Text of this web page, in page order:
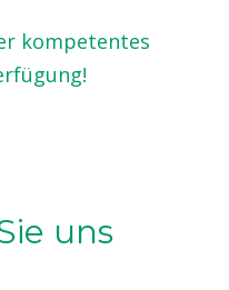
kompetentes
uns